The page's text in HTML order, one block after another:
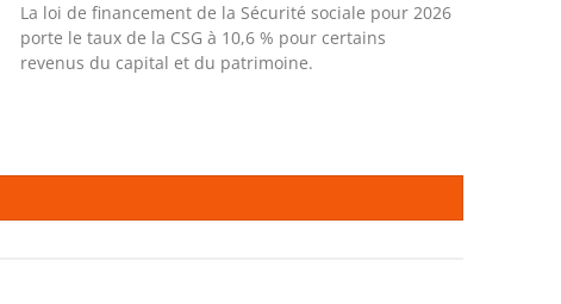
La loi de financement de la Sécurité sociale pour 2026
porte le taux de la CSG à 10,6 % pour certains
revenus du capital et du patrimoine.